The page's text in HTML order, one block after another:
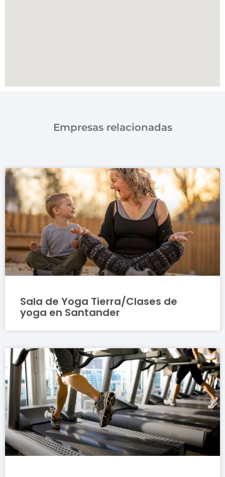
Empresas relacionadas
Sala de Yoga Tierra/Clases de
yoga en Santander